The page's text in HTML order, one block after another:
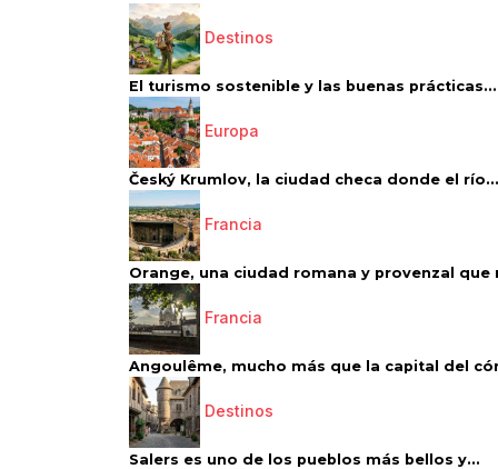
Destinos
El turismo sostenible y las buenas prácticas...
Europa
Český Krumlov, la ciudad checa donde el río...
Francia
Orange, una ciudad romana y provenzal que
Francia
Angoulême, mucho más que la capital del
Destinos
Salers es uno de los pueblos más bellos y...